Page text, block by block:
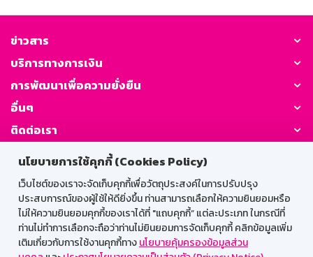
นโยบายการใช้คุกกี้ (Cookies Policy)
เว็บไซต์ของเราจะจัดเก็บคุกกี้เพื่อวัตถุประสงค์ในการปรับปรุง
ประสบการณ์ของผู้ใช้ให้ดียิ่งขึ้น ท่านสามารถเลือกให้ความยินยอมหรือ
ไม่ให้ความยินยอมคุกกี้ของเราได้ที่ "แถบคุกกี้” แต่ละประเภท ในกรณีที่
ท่านไม่ทำการเลือกจะถือว่าท่านไม่ยินยอมการจัดเก็บคุกกี้ คลิกข้อมูลเพิ่ม
เติมเกี่ยวกับการใช้งานคุกกี้ทางนโยบายคุ้มครองข้อมูลส่วน
ข่าวสาร
บริการทางการเงิน
การพัฒนาเพื่อความยั่งยืน
อื่นๆ
ติดต่อเรา
GSB Society:
สำหรับพนักงาน
Web HR
GSB Wisdom
M-Search